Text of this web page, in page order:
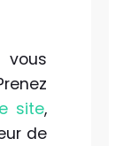
site,
de